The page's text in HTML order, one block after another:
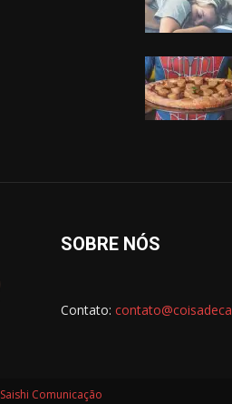
SOBRE NÓS
Contato:
Saishi Comunicação